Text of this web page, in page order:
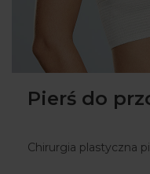
Pierś do
Chirurgia plastyczna